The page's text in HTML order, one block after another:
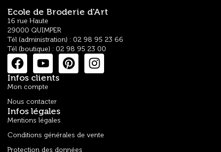
Ecole de Broderie d'Art
16 rue Haute
29000 QUIMPER
Tél (administration) : 02 98 95 23 66
Tél (boutique) : 02 98 95 23 00
Infos clients
Mon compte
Nous contacter
Infos légales
Mentions légales
Conditions générales de vente
Protection des données